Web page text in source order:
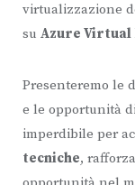
virtualizzazione
su Azure Virtual
Presenteremo le
e le opportunità
imperdibile per
tecniche,